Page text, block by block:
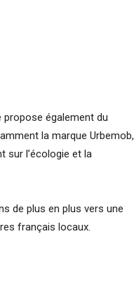
propose également du
la marque Urbemob,
sur l’écologie et la
de plus en plus vers une
français locaux.